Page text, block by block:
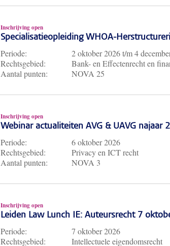
Inschrijving open
Specialisatieopleiding WHOA-
Periode: 2 oktober 2026t/m4
Rechtsgebied:
Bank- en Effectenrecht en
Aantal punten:
NOVA 25
Inschrijving open
Webinar actualiteiten AVG & UAVG najaar
Periode:
6 oktober 2026
Rechtsgebied:
Privacy en ICT recht
Aantal punten:
NOVA 3
Inschrijving open
Leiden Law Lunch IE: Auteursrecht 7
Periode:
7 oktober 2026
Rechtsgebied:
Intellectuele eigendomsrecht